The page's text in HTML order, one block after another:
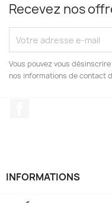
Recevez nos
Vous pouvez vous
nos informations de contact
INFORMATIONS